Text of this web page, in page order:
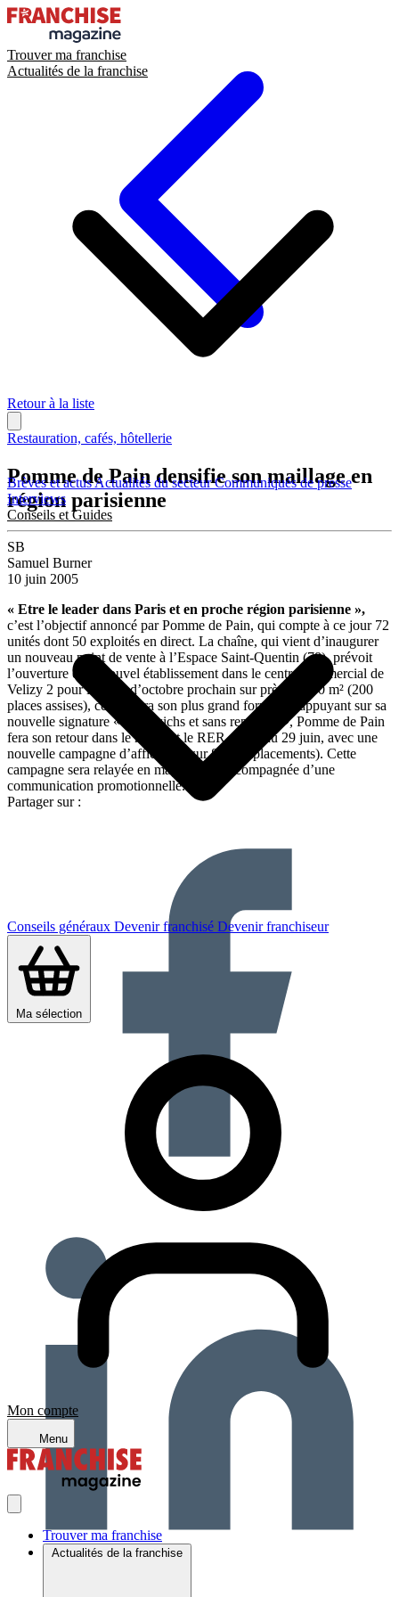
Trouver ma franchise
Actualités de la franchise
Brèves et actusActualités du secteurCommuniqués de presse
Interviews
Conseils et Guides
Conseils généraux Devenir franchisé Devenir franchiseur
Ma sélection
Mon compte
Menu
Trouver ma franchise
Actualités de la franchise
Retour à la liste
Restauration, cafés, hôtellerie
Pomme de Pain densifie son maillage en
région parisienne
SB
Samuel Burner
10 juin 2005
« Etre le leader dans Paris et en proche région parisienne »,
c’est l’objectif annoncé par Pomme de Pain, qui compte à ce jour 72
unités dont 50 exploités en direct. La chaîne, qui vient d’inaugurer
un nouveau point de vente à l’Espace Saint-Quentin (78), prévoit
l’ouverture d’un nouvel établissement dans le centre commercial de
Velizy 2 pour le mois d’octobre prochain sur près de 300 m² (200
places assises), ce qui sera son plus grand format. S’appuyant sur sa
nouvelle signature « Sandwichs et sans reproche », Pomme de Pain
fera son retour dans le métro et le RER du 14 au 29 juin, avec une
nouvelle campagne d’affichage (sur 810 emplacements). Cette
campagne sera relayée en magasins et accompagnée d’une
communication promotionnelle.
Partager sur :